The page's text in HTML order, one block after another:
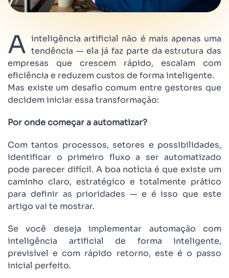
A inteligência artificial não é mais apenas uma
tendência — ela já faz parte da estrutura das
empresas que crescem rápido, escalam com
eficiência e reduzem custos de forma inteligente.
Mas existe um desafio comum entre gestores que
decidem iniciar essa transformação:
Por onde começar a automatizar?
Com tantos processos, setores e possibilidades,
identificar o primeiro fluxo a ser automatizado
pode parecer difícil. A boa notícia é que existe um
caminho claro, estratégico e totalmente prático
para definir as prioridades — e é isso que este
artigo vai te mostrar.
Se você deseja implementar automação com
inteligência artificial de forma inteligente,
previsível e com rápido retorno, este é o passo
inicial perfeito.